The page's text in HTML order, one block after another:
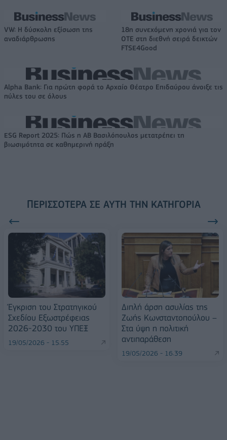
VW: Η δύσκολη εξίσωση της
αναδιάρθρωσης
18η συνεχόμενη χρονιά για τον
ΟΤΕ στη διεθνή σειρά δεικτών
FTSE4Good
Alpha Bank: Για πρώτη φορά το Αρχαίο Θέατρο Επιδαύρου άνοιξε τις
πύλες του σε όλους
ESG Report 2025: Πώς η ΑΒ Βασιλόπουλος μετατρέπει τη
βιωσιμότητα σε καθημερινή πράξη
ΠΕΡΙΣΣΌΤΕΡΑ ΣΕ ΑΥΤΉ ΤΗΝ ΚΑΤΗΓΟΡΊΑ
Έγκριση του Στρατηγικού
Σχεδίου Εξωστρέφειας
2026-2030 του ΥΠΕΞ
19/05/2026 - 15:55
Διπλή άρση ασυλίας της
Ζωής Κωνσταντοπούλου –
Στα ύψη η πολιτική
αντιπαράθεση
19/05/2026 - 16:39